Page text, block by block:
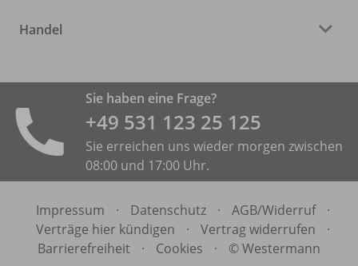
Handel
Sie haben eine Frage?
+49 531 ­123 25 125
Sie erreichen uns wieder morgen zwischen
08:00 und 17:00 Uhr.
Impressum · Datenschutz · AGB/Widerruf
·
Verträge hier kündigen
· Vertrag widerrufen
·
Barrierefreiheit
· Cookies · © Westermann